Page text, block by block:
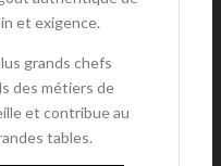
et exigence.
grands chefs
des métiers de
et contribue au
tables.